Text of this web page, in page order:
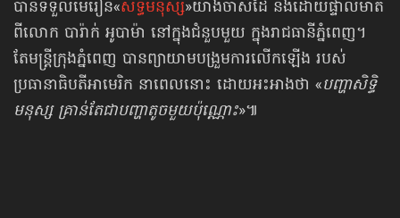
បានទទួលមេរៀន​«សិទ្ធិមនុស្ស»​យ៉ាងចាស់ដៃ និងដោយផ្ទាល់មាត់​
ពីលោក បារ៉ាក់ អូបាម៉ា នៅក្នុងជំនួប​មួយ ក្នុងរាជធានី​ភ្នំពេញ។
តែមន្ត្រីក្រុងភ្នំពេញ បានព្យាយាមបង្រួមការលើកឡើង របស់
ប្រធានាធិបតីអាមេរិក នាពេលនោះ ដោយអះអាងថា «បញ្ហា​​សិទ្ធិ​
មនុស្ស គ្រាន់​តែ​​​ជា​​បញ្ហា​​តូច​​មួយ​​​ប៉ុណ្ណោះ»៕